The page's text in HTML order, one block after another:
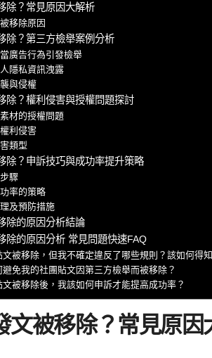
除？常見原因大解析
移除原因
除？第三方檢舉案例分析
廣告行為引發檢舉
隱私資訊洩露
與侵權
除？權利侵害與授權問題探討
材的授權問題
利侵害
類型
除？申訴技巧與成功率提升策略
驟
率的策略
及預防措施
除的原因分析結論
除的原因分析 常見問題快速FAQ
文被移除，但我不確定違反了哪些規則？該如何得
避免我的社團貼文因第三方檢舉而被移除？
文被移除後，我該如何申訴才能提高成功率？
文被移除？常見原因